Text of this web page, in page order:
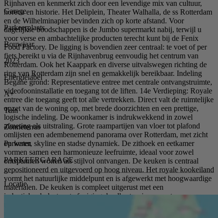
Rijnhaven en kenmerkt zich door een levendige mix van cultuur,
horeca en historie. Het Deliplein, Theater Walhalla, de ss Rotterdam
en de Wilhelminapier bevinden zich op korte afstand. Voor
dagelijkse boodschappen is de Jumbo supermarkt nabij, terwijl u
voor verse en ambachtelijke producten terecht kunt bij de Fenix
Food Factory. De ligging is bovendien zeer centraal: te voet of per
fiets bereikt u via de Rijnhavenbrug eenvoudig het centrum van
Rotterdam. Ook het Kaappark en diverse uitvalswegen richting de
ring van Rotterdam zijn snel en gemakkelijk bereikbaar. Indeling
Begane grond: Representatieve entree met centrale ontvangstruimte,
videofooninstallatie en toegang tot de liften. 14e Verdieping: Royale
entree die toegang geeft tot alle vertrekken. Direct valt de ruimtelijke
opzet van de woning op, met brede doorzichten en een prettige,
logische indeling. De woonkamer is indrukwekkend in zowel
afmeting als uitstraling. Grote raampartijen van vloer tot plafond
omlijsten een adembenemend panorama over Rotterdam, met zicht
op water, skyline en stadse dynamiek. De zithoek en eetkamer
vormen samen een harmonieuze leefruimte, ideaal voor zowel
ontspannen wonen als stijlvol ontvangen. De keuken is centraal
gepositioneerd en uitgevoerd op hoog niveau. Het royale kookeiland
vormt het natuurlijke middelpunt en is afgewerkt met hoogwaardige
materialen. De keuken is compleet uitgerust met een
inductiekookplaat met afzuiging, koelkast, vriezer, vaatwasser en
Garage
Parkeerplaats
Bouwjaar
2023
Energielabel
A+
Tuin
Zonneterras
Parkeren
PARKEERGARAGE
Locatie